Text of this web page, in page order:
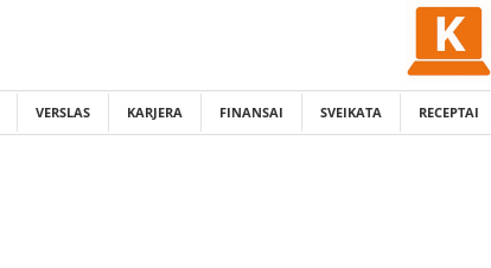
VERSLAS KARJERA FINANSAI SVEIKATA RECEPTAI